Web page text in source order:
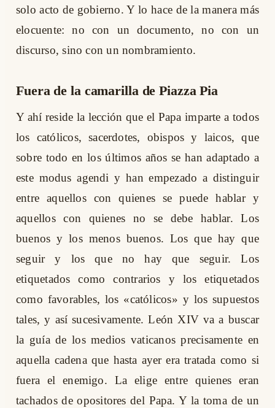
solo acto de gobierno. Y lo hace de la manera más
elocuente: no con un documento, no con un
discurso, sino con un nombramiento.
Fuera de la camarilla de Piazza Pia
Y ahí reside la lección que el Papa imparte a todos
los católicos, sacerdotes, obispos y laicos, que
sobre todo en los últimos años se han adaptado a
este modus agendi y han empezado a distinguir
entre aquellos con quienes se puede hablar y
aquellos con quienes no se debe hablar. Los
buenos y los menos buenos. Los que hay que
seguir y los que no hay que seguir. Los
etiquetados como contrarios y los etiquetados
como favorables, los «católicos» y los supuestos
tales, y así sucesivamente. León XIV va a buscar
la guía de los medios vaticanos precisamente en
aquella cadena que hasta ayer era tratada como si
fuera el enemigo. La elige entre quienes eran
tachados de opositores del Papa. Y la toma de un